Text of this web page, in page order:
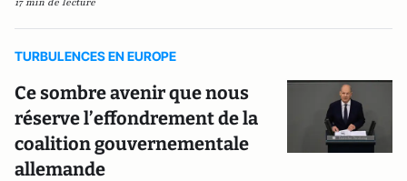
TURBULENCES EN EUROPE
Ce sombre avenir que nous
réserve l’effondrement de la
coalition gouvernementale
allemande